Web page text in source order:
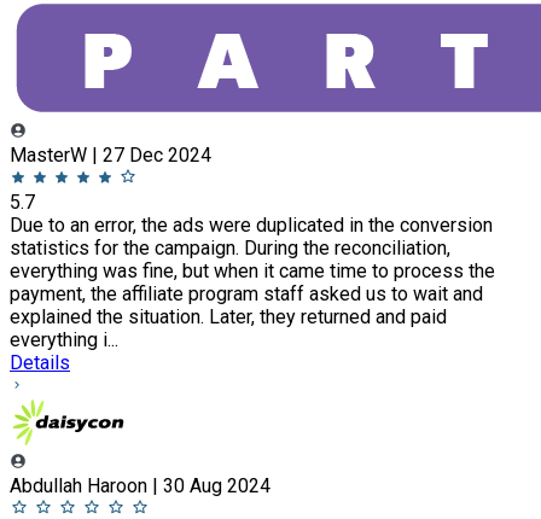
MasterW | 27 Dec 2024
5.7
Due to an error, the ads were duplicated in the conversion
statistics for the campaign. During the reconciliation,
everything was fine, but when it came time to process the
payment, the affiliate program staff asked us to wait and
explained the situation. Later, they returned and paid
everything i...
Details
Abdullah Haroon | 30 Aug 2024